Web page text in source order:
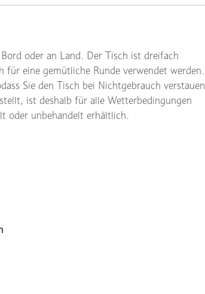
oder an Land. Der Tisch ist dreifach
für eine gemütliche Runde verwendet werden.
Sie den Tisch bei Nichtgebrauch verstauen
ist deshalb für alle Wetterbedingungen
oder unbehandelt erhältlich.